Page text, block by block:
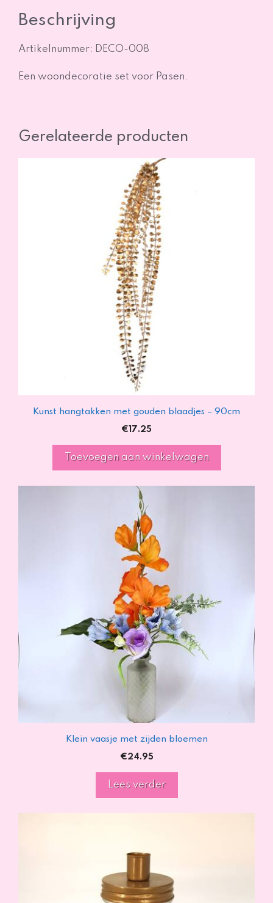
Beschrijving
Artikelnummer: DECO-008
Een woondecoratie set voor Pasen.
Gerelateerde producten
Kunst hangtakken met gouden blaadjes – 90cm
€ 17.25
Toevoegen aan winkelwagen
Klein vaasje met zijden bloemen
€24.95
Lees verder